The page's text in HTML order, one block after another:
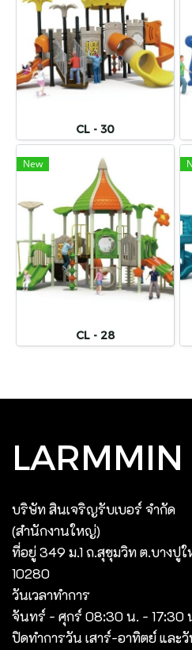
CL - 30
New
CL - 28
LARMMIN
บริษัท สินเจริญรับเบอร์ จํากัด
(สํานักงานใหญ่)
ที่อยู่ 349 ม.1 ถ.สุขุมวิท ต.บางปู
10280
วันเวลาทำการ
จันทร์ - ศุกร์ 08:30 น. - 17:30
ปิดทำการวัน เสาร์-อาทิตย์ แล